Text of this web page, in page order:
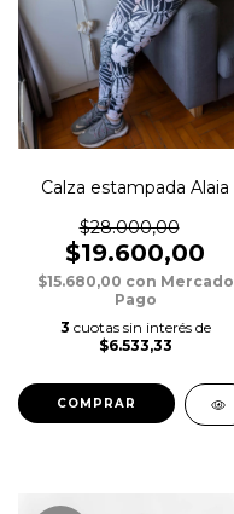
Calza estampada Alaia
$28.000,00
$19.600,00
$15.680,00 con Mercado
Pago
3 cuotas sin interés de
$6.533,33
COMPRAR